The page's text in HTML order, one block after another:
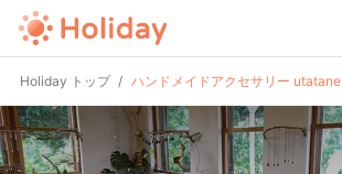
Holiday トップ ハンドメイドアクセサリー utatane